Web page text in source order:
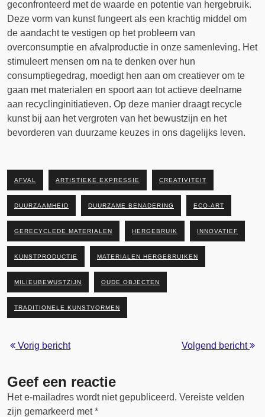
geconfronteerd met de waarde en potentie van hergebruik.
Deze vorm van kunst fungeert als een krachtig middel om
de aandacht te vestigen op het probleem van
overconsumptie en afvalproductie in onze samenleving. Het
stimuleert mensen om na te denken over hun
consumptiegedrag, moedigt hen aan om creatiever om te
gaan met materialen en spoort aan tot actieve deelname
aan recyclinginitiatieven. Op deze manier draagt recycle
kunst bij aan het vergroten van het bewustzijn en het
bevorderen van duurzame keuzes in ons dagelijks leven.
AFVAL ARTISTIEKE EXPRESSIE CREATIVITEIT
DUURZAAMHEID DUURZAME BENADERING ECO-ART
GERECYCLEDE MATERIALEN HERGEBRUIK INNOVATIEF
KUNSTPRODUCTIE MATERIALEN HERGEBRUIKEN
MILIEUBEWUSTZIJN OUDE OBJECTEN
TRADITIONELE KUNSTVORMEN
Vorig bericht Volgend bericht
Geef een reactie
Het e-mailadres wordt niet gepubliceerd. Vereiste velden
zijn gemarkeerd met*